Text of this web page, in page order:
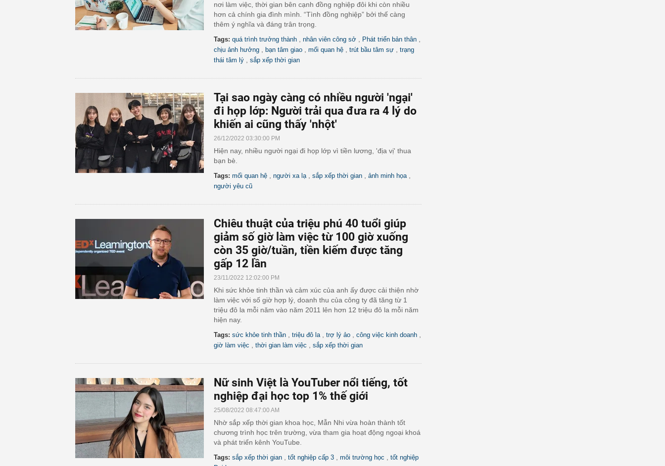
nơi làm việc, thời gian bên cạnh đồng nghiệp đôi khi còn nhiều
hơn cả chính gia đình mình. “Tình đồng nghiệp” bởi thế càng
thêm ý nghĩa và đáng trân trọng.
Tags: quá trình trưởng thành nhân viên công sở Phát triển bản thân
chịu ảnh hưởng bạn tâm giao mối quan hệ trút bầu tâm sự
trạng
thái tâm lý
sắp xếp thời gian
Tại sao ngày càng có nhiều người 'ngại'
đi họp lớp: Người trải qua đưa ra 4 lý do
khiến ai cũng thấy 'nhột'
26/12/2022 03:30:00 PM
Hiện nay, nhiều người ngại đi họp lớp vì tiền lương, 'địa vị' thua
bạn bè.
Tags: mối quan hệ người xa lạ sắp xếp thời gian ảnh minh họa
người yêu cũ
Chiêu thuật của triệu phú 40 tuổi giúp
giảm số giờ làm việc từ 100 giờ xuống
còn 35 giờ/tuần, tiền kiếm được tăng
gấp 12 lần
23/11/2022 12:02:00 PM
Khi sức khỏe tinh thần và cảm xúc của anh ấy được cải thiện nhờ
làm việc với số giờ hợp lý, doanh thu của công ty đã tăng từ 1
triệu đô la mỗi năm vào năm 2011 lên hơn 12 triệu đô la mỗi năm
hiện nay.
Tags: sức khỏe tinh thần triệu đô la trợ lý ảo công việc kinh doanh
giờ làm việc thời gian làm việc sắp xếp thời gian
Nữ sinh Việt là YouTuber nổi tiếng, tốt
nghiệp đại học top 1% thế giới
25/08/2022 08:47:00 AM
Nhờ sắp xếp thời gian khoa học, Mẫn Nhi vừa hoàn thành tốt
chương trình học trên trường, vừa tham gia hoạt động ngoại khoá
và phát triển kênh YouTube.
Tags: sắp xếp thời gian tốt nghiệp cấp 3 môi trường học
tốt nghiệp